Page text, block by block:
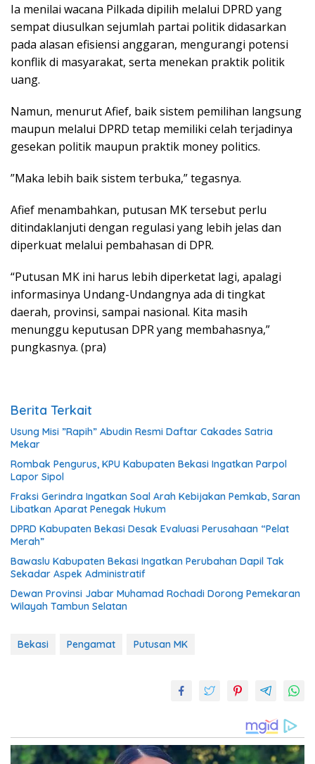
Ia menilai wacana Pilkada dipilih melalui DPRD yang
sempat diusulkan sejumlah partai politik didasarkan
pada alasan efisiensi anggaran, mengurangi potensi
konflik di masyarakat, serta menekan praktik politik
uang.
Namun, menurut Afief, baik sistem pemilihan langsung
maupun melalui DPRD tetap memiliki celah terjadinya
gesekan politik maupun praktik money politics.
”Maka lebih baik sistem terbuka,” tegasnya.
Afief menambahkan, putusan MK tersebut perlu
ditindaklanjuti dengan regulasi yang lebih jelas dan
diperkuat melalui pembahasan di DPR.
“Putusan MK ini harus lebih diperketat lagi, apalagi
informasinya Undang-Undangnya ada di tingkat
daerah, provinsi, sampai nasional. Kita masih
menunggu keputusan DPR yang membahasnya,”
pungkasnya. (pra)
Berita Terkait
Usung Misi ”Rapih” Abudin Resmi Daftar Cakades Satria
Mekar
Rombak Pengurus, KPU Kabupaten Bekasi Ingatkan Parpol
Lapor Sipol
Fraksi Gerindra Ingatkan Soal Arah Kebijakan Pemkab, Saran
Libatkan Aparat Penegak Hukum
DPRD Kabupaten Bekasi Desak Evaluasi Perusahaan “Pelat
Merah”
Bawaslu Kabupaten Bekasi Ingatkan Perubahan Dapil Tak
Sekadar Aspek Administratif
Dewan Provinsi Jabar Muhamad Rochadi Dorong Pemekaran
Wilayah Tambun Selatan
Bekasi Pengamat Putusan MK